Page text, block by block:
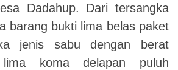
Dadahup. Dari tersangka
barang bukti lima belas paket
jenis sabu dengan berat
koma delapan puluh